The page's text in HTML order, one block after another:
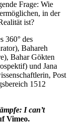
Frage: Wie
in der
ist?
360° des
Bahareh
Bahar Gökten
und Jana
Post
1512
I can’t
Vimeo.